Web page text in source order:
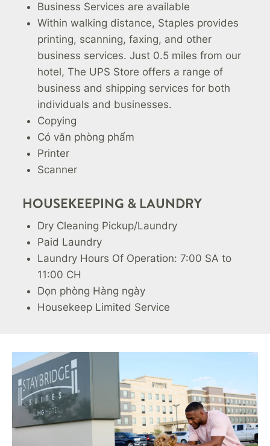
Business Services are available
Within walking distance, Staples provides
printing, scanning, faxing, and other
business services. Just 0.5 miles from our
hotel, The UPS Store offers a range of
business and shipping services for both
individuals and businesses.
Copying
Có văn phòng phẩm
Printer
Scanner
HOUSEKEEPING & LAUNDRY
Dry Cleaning Pickup/Laundry
Paid Laundry
Laundry Hours Of Operation: 7:00 SA to
11:00 CH
Dọn phòng Hàng ngày
Housekeep Limited Service